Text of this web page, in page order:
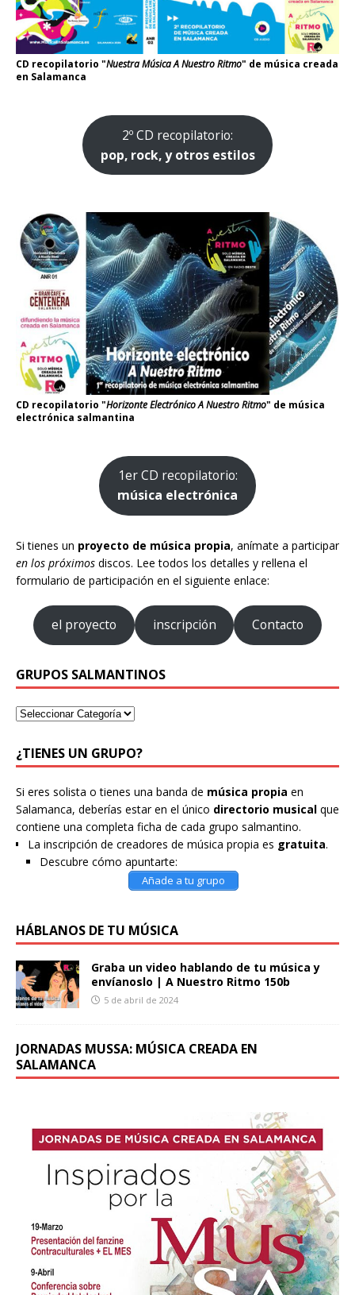
CD recopilatorio "Nuestra Música A Nuestro Ritmo" de música creada
en Salamanca
2º CD recopilatorio:
pop, rock, y otros estilos
CD recopilatorio "Horizonte Electrónico A Nuestro Ritmo" de música
electrónica salmantina
1er CD recopilatorio:
música electrónica
Si tienes un proyecto de música propia, anímate a participar
en los próximos discos. Lee todos los detalles y rellena el
formulario de participación en el siguiente enlace:
el proyecto inscripción Contacto
GRUPOS SALMANTINOS
¿TIENES UN GRUPO?
Si eres solista o tienes una banda de música propia en
Salamanca, deberías estar en el único directorio musical que
contiene una completa ficha de cada grupo salmantino.
La inscripción de creadores de música propia es gratuita.
Descubre cómo apuntarte:
Añade a tu grupo
HÁBLANOS DE TU MÚSICA
Graba un video hablando de tu música y
envíanoslo | A Nuestro Ritmo 150b
5 de abril de 2024
JORNADAS MUSSA: MÚSICA CREADA EN
SALAMANCA